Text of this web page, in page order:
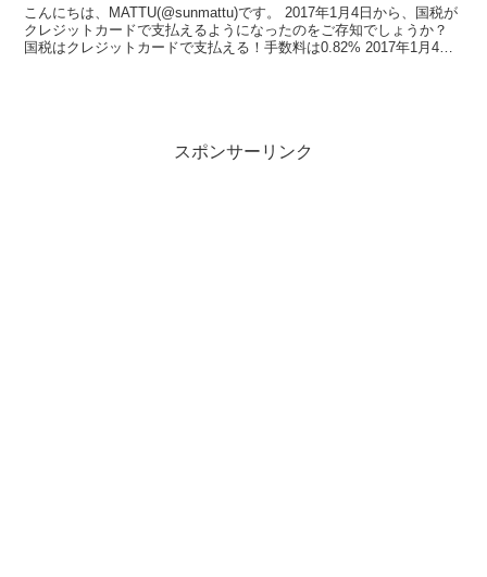
こんにちは、MATTU(@sunmattu)です。 2017年1月4日から、国税が
クレジットカードで支払えるようになったのをご存知でしょうか？
国税はクレジットカードで支払える！手数料は0.82% 2017年1月4日
スポンサーリンク